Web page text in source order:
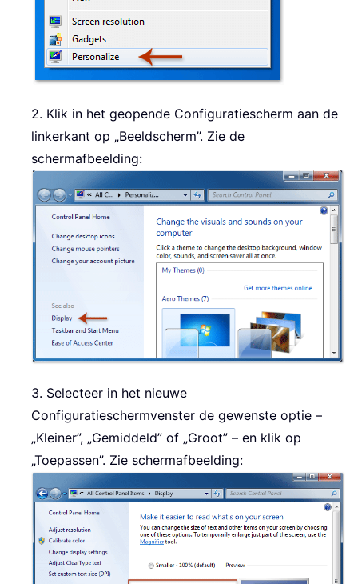
2. Klik in het geopende Configuratiescherm aan de
linkerkant op „Beeldscherm”. Zie de
schermafbeelding:
3. Selecteer in het nieuwe
Configuratieschermvenster de gewenste optie –
„Kleiner”, „Gemiddeld” of „Groot” – en klik op
„Toepassen”. Zie schermafbeelding: